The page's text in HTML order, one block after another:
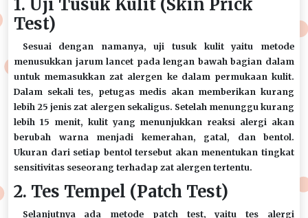
1. Uji Tusuk Kulit (Skin Prick
Test)
Sesuai dengan namanya, uji tusuk kulit yaitu metode
menusukkan jarum lancet pada lengan bawah bagian dalam
untuk memasukkan zat alergen ke dalam permukaan kulit.
Dalam sekali tes, petugas medis akan memberikan kurang
lebih 25 jenis zat alergen sekaligus. Setelah menunggu kurang
lebih 15 menit, kulit yang menunjukkan reaksi alergi akan
berubah warna menjadi kemerahan, gatal, dan bentol.
Ukuran dari setiap bentol tersebut akan menentukan tingkat
sensitivitas seseorang terhadap zat alergen tertentu.
2. Tes Tempel (Patch Test)
Selanjutnya ada metode patch test, yaitu tes alergi